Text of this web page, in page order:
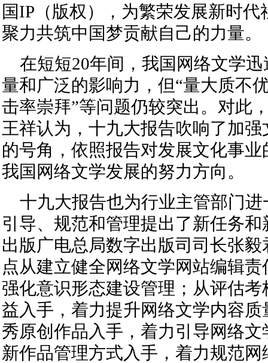
国IP（版权），为繁荣发展新时
聚力共筑中国梦贡献自己的力量。
在短短20年间，我国网络文学
量和广泛的影响力，但“量大质不
击率崇拜”等问题仍较突出。对此
王祥认为，十九大报告吹响了加
的号角，依照报告对发展文化事
我国网络文学发展的努力方向。
十九大报告也为行业主管部门
引导、规范和管理提出了新任务
出版广电总局数字出版司司长张
点从建立健全网络文学网站编辑
强化意识形态建设管理；从评估
益入手，着力提升网络文学内容
秀原创作品入手，着力引导网络
新作品管理方式入手，着力规范